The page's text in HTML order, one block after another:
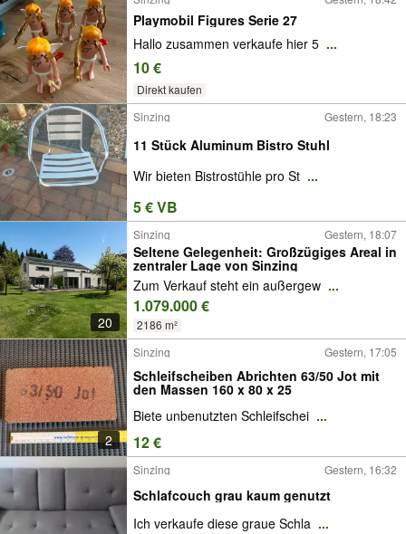
Playmobil Figures Serie 27
Hallo zusammen verkaufe hier 5 ...
10 €
Direkt kaufen
Sinzing
Gestern, 18:23
11 Stück Aluminum Bistro Stuhl
Wir bieten Bistrostühle pro St ...
5 € VB
20
Sinzing Gestern, 18:07
Seltene Gelegenheit: Großzügiges Areal in
zentraler Lage von Sinzing
Zum Verkauf steht ein außergew ...
1.079.000 €
2186 m²
2
Sinzing Gestern, 17:05
Schleifscheiben Abrichten 63/50 Jot mit
den Massen 160 x 80 x 25
Biete unbenutzten Schleifschei ...
12 €
Sinzing Gestern, 16:32
Schlafcouch grau kaum genutzt
Ich verkaufe diese graue Schla ...